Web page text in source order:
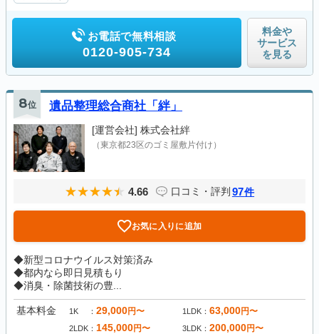
お電話で無料相談
0120-905-734
料金や
サービス
を見る
8位 遺品整理総合商社「絆」
[運営会社] 株式会社絆
（東京都23区のゴミ屋敷片付け）
4.66 口コミ・評判 97件
お気に入りに追加
◆新型コロナウイルス対策済み
◆都内なら即日見積もり
◆消臭・除菌技術の豊...
基本料金 1K 29,000円〜 1LDK 63,000円〜
2LDK 145,000円〜 3LDK 200,000円〜